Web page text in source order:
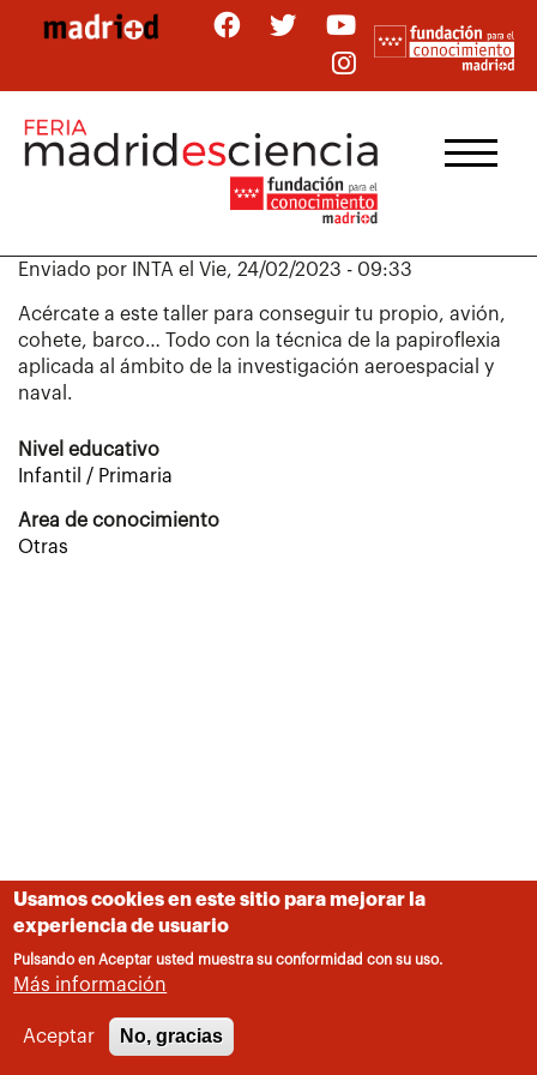
principal
Enviado por INTA el Vie, 24/02/2023 - 09:33
Acércate a este taller para conseguir tu propio, avión,
cohete, barco… Todo con la técnica de la papiroflexia
aplicada al ámbito de la investigación aeroespacial y
naval.
Nivel educativo
Infantil / Primaria
Area de conocimiento
Otras
Usamos cookies en este sitio para mejorar la
experiencia de usuario
Pulsando en Aceptar usted muestra su conformidad con su uso.
Más información
Aceptar No, gracias